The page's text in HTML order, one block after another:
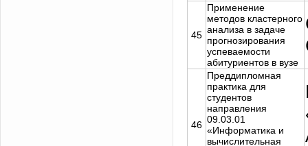
45
Применение
методов кластерного
анализа в задаче
прогнозирования
успеваемости
абитуриентов в вузе
46
Преддипломная
практика для
студентов
направления
09.03.01
«Информатика и
вычислительная